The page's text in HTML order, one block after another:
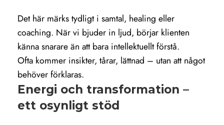
Det här märks tydligt i samtal, healing eller
coaching. När vi bjuder in ljud, börjar klienten
känna snarare än att bara intellektuellt förstå.
Ofta kommer insikter, tårar, lättnad – utan att något
behöver förklaras.
Energi och transformation –
ett osynligt stöd